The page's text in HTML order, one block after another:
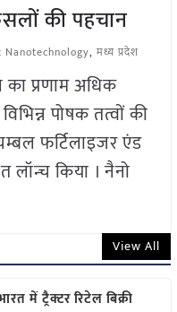
की पहचान
Nanotechnology, मध्य प्रदेश
प्रणाम अधिक
पोषक तत्वों की
फर्टिलाइजर एंड
लॉन्च किया । नैनो
View All
में ट्रैक्टर रिटेल बिक्री